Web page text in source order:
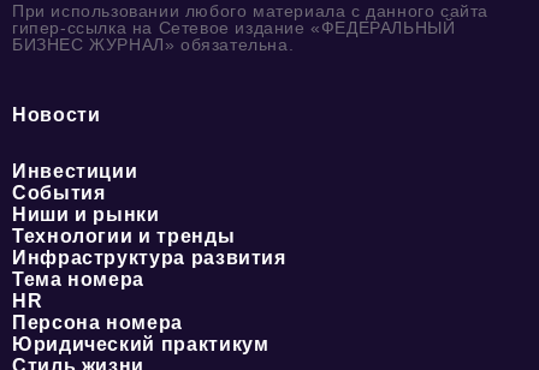
При использовании любого материала с данного сайта
гипер-ссылка на Сетевое издание «ФЕДЕРАЛЬНЫЙ
БИЗНЕС ЖУРНАЛ» обязательна.
Новости
Инвестиции
События
Ниши и рынки
Технологии и тренды
Инфраструктура развития
Тема номера
HR
Персона номера
Юридический практикум